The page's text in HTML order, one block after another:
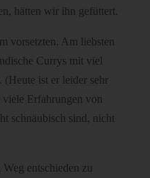
hätten wir ihn gefüttert.
vorsetzten. Am liebsten
Currys mit viel
(Heute ist er leider sehr
Erfahrungen von
schnäubisch sind, nicht
entschieden zu